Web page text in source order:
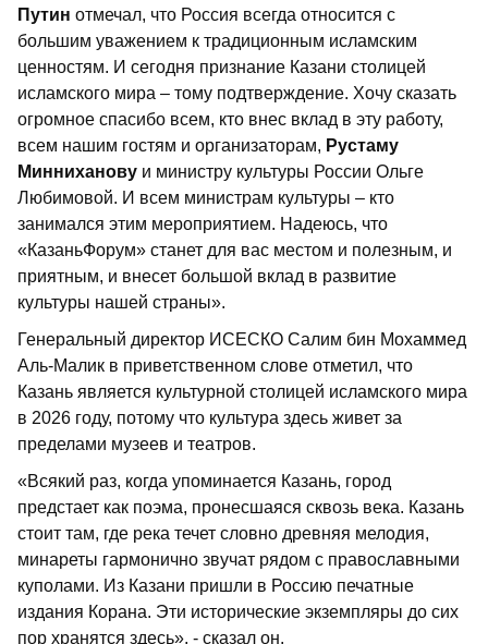
Путин отмечал, что Россия всегда относится с
большим уважением к традиционным исламским
ценностям. И сегодня признание Казани столицей
исламского мира – тому подтверждение. Хочу сказать
огромное спасибо всем, кто внес вклад в эту работу,
всем нашим гостям и организаторам, Рустаму
Минниханову и министру культуры России Ольге
Любимовой. И всем министрам культуры – кто
занимался этим мероприятием. Надеюсь, что
«КазаньФорум» станет для вас местом и полезным, и
приятным, и внесет большой вклад в развитие
культуры нашей страны».
Генеральный директор ИСЕСКО Салим бин Мохаммед
Аль-Малик в приветственном слове отметил, что
Казань является культурной столицей исламского мира
в 2026 году, потому что культура здесь живет за
пределами музеев и театров.
«Всякий раз, когда упоминается Казань, город
предстает как поэма, пронесшаяся сквозь века. Казань
стоит там, где река течет словно древняя мелодия,
минареты гармонично звучат рядом с православными
куполами. Из Казани пришли в Россию печатные
издания Корана. Эти исторические экземпляры до сих
пор хранятся здесь», - сказал он.